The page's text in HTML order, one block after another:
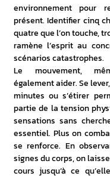
environnement pour
présent. Identifier cinq
quatre que l’on touche,
ramène l’esprit au
scénarios catastrophes.
Le mouvement,
également aider. Se
minutes ou s’étirer
partie de la tension
sensations sans
essentiel. Plus on
se renforce. En
signes du corps, on
cours jusqu’à ce